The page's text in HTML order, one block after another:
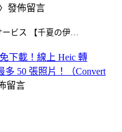
發佈留言
ービス 【千夏の伊…
免下載！線上 Heic 轉
多 50 張照片！（Convert
留言